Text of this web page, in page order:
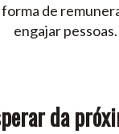
de
engajar pessoas.
da